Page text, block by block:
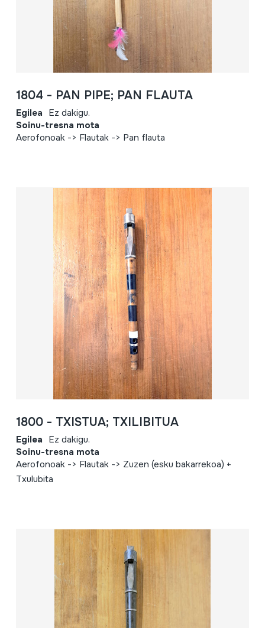
1804 - PAN PIPE; PAN FLAUTA
Egilea Ez dakigu.
Soinu-tresna mota
Aerofonoak -> Flautak -> Pan flauta
1800 - TXISTUA; TXILIBITUA
Egilea Ez dakigu.
Soinu-tresna mota
Aerofonoak -> Flautak -> Zuzen (esku bakarrekoa) +
Txulubita